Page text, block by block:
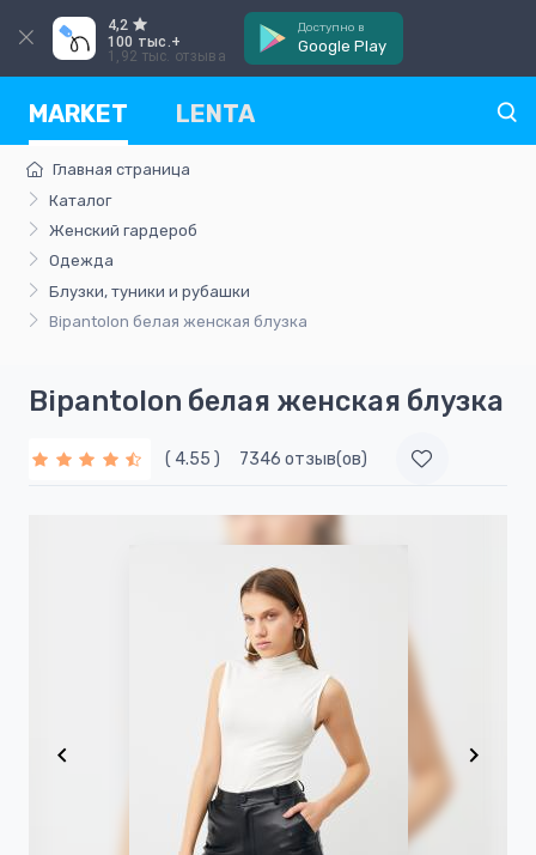
4,2
100 тыс.+
1,92 тыс. отзыва
Доступно в
Google Play
MARKET LENTA
Главная страница
Каталог
Женский гардероб
Одежда
Блузки, туники и рубашки
Bipantolon белая женская блузка
Bipantolon белая женская блузка
( 4.55 ) 7346 отзыв(ов)